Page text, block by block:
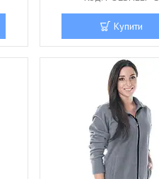
Купити